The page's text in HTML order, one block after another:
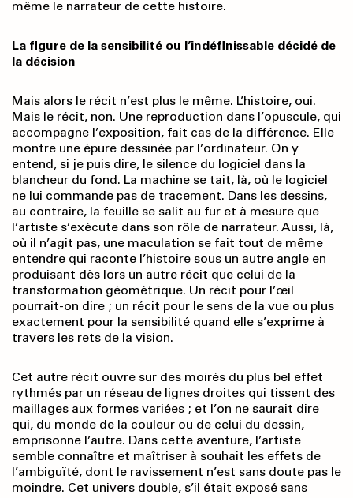
même le narrateur de cette histoire.
La figure de la sensibilité ou l’indéfinissable décidé de
la décision
Mais alors le récit n’est plus le même. L’histoire, oui.
Mais le récit, non. Une reproduction dans l’opuscule, qui
accompagne l’exposition, fait cas de la différence. Elle
montre une épure dessinée par l’ordinateur. On y
entend, si je puis dire, le silence du logiciel dans la
blancheur du fond. La machine se tait, là, où le logiciel
ne lui commande pas de tracement. Dans les dessins,
au contraire, la feuille se salit au fur et à mesure que
l’artiste s’exécute dans son rôle de narrateur. Aussi, là,
où il n’agit pas, une maculation se fait tout de même
entendre qui raconte l’histoire sous un autre angle en
produisant dès lors un autre récit que celui de la
transformation géométrique. Un récit pour l’œil
pourrait-on dire ; un récit pour le sens de la vue ou plus
exactement pour la sensibilité quand elle s’exprime à
travers les rets de la vision.
Cet autre récit ouvre sur des moirés du plus bel effet
rythmés par un réseau de lignes droites qui tissent des
maillages aux formes variées ; et l’on ne saurait dire
qui, du monde de la couleur ou de celui du dessin,
emprisonne l’autre. Dans cette aventure, l’artiste
semble connaître et maîtriser à souhait les effets de
l’ambiguïté, dont le ravissement n’est sans doute pas le
moindre. Cet univers double, s’il était exposé sans